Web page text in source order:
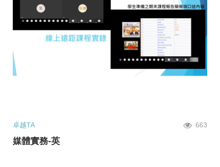
卓越TA 663
媒體實務-英